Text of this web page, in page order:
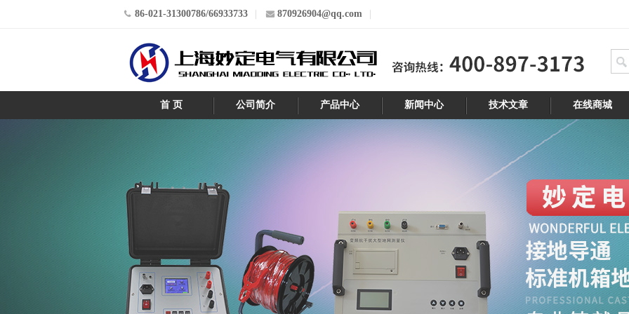
86-021-31300786/66933733 870926904@qq.com
首 页 公司简介 产品中心 新闻中心 技术文章 在线商城